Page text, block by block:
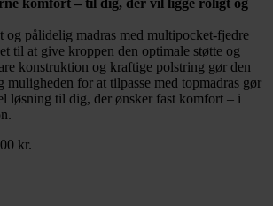
komfort – til dig, der vil ligge roligt og
og pålidelig madras med multipocket-fjedre
til at give kroppen den optimale støtte og
konstruktion og kraftige polstring gør den
muligheden for at tilpasse med topmadras gør
løsning til dig, der ønsker fast komfort – i
kr.